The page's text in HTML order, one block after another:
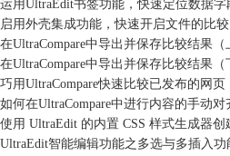
运用UltraEdit书签功能，快速定位数据字
启用外壳集成功能，快速开启文件的比较
在UltraCompare中导出并保存比较结果（
在UltraCompare中导出并保存比较结果（
巧用UltraCompare快速比较已发布的网页
如何在UltraCompare中进行内容的手动对
使用 UltraEdit 的内置 CSS 样式生成器创
UltraEdit智能编辑功能之多选与多插入功